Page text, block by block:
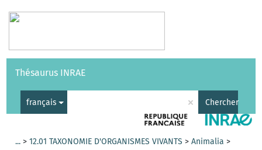
Vocabulaires API
Thésaurus INRAE
français × Chercher
... >12.01 TAXONOMIE D'ORGANISMES VIVANTS >Animalia >